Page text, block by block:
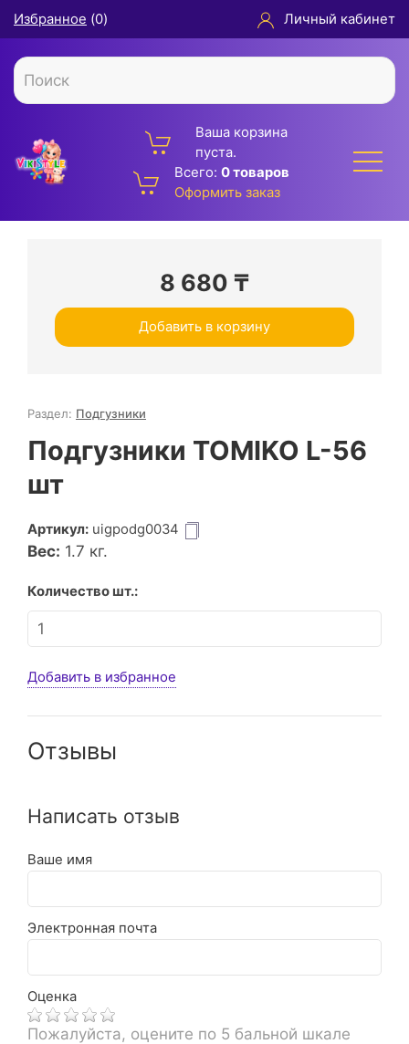
Избранное (0) Личный кабинет
Ваша корзина
пуста.
Всего: 0 товаров
Оформить заказ
8 680 ₸
Добавить в корзину
Раздел: Подгузники
Подгузники TOMIKO L-56
шт
Артикул: uigpodg0034
Вес: 1.7 кг.
Количество шт.:
Добавить в избранное
Отзывы
Написать отзыв
Ваше имя
Электронная почта
Оценка
Пожалуйста, оцените по 5 бальной шкале